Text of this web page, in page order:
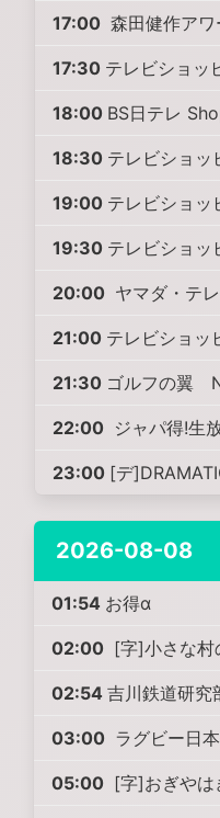
17:00 森田健作ア
17:30 テレビショッ
18:00 BS日テレ
18:30 テレビショッ
19:00 テレビショッ
19:30 テレビショッ
20:00 ヤマダ・テ
21:00 テレビショッ
21:30 ゴルフの翼
22:00 ジャパ得!生
23:00 [デ
2026-08-08
01:54 お得α
02:00 [字]小さな
02:54 吉川鉄道研究
03:00 ラグビー日
05:00 [字]おぎや